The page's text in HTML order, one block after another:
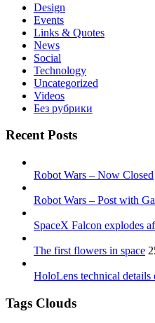
Design
Events
Links & Quotes
News
Social
Technology
Uncategorized
Videos
Без рубрики
Recent Posts
Robot Wars – Now Closed
Robot Wars – Post with
SpaceX Falcon explodes
The first flowers in space
HoloLens technical details
Tags Clouds